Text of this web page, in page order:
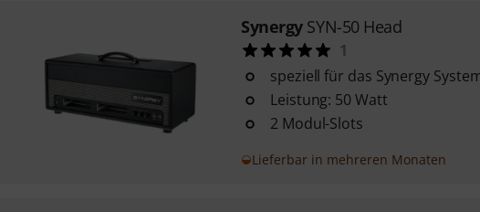
Synergy SYN-50 Head
1
speziell für das Synergy
Leistung: 50 Watt
2 Modul-Slots
Lieferbar in mehreren Monaten